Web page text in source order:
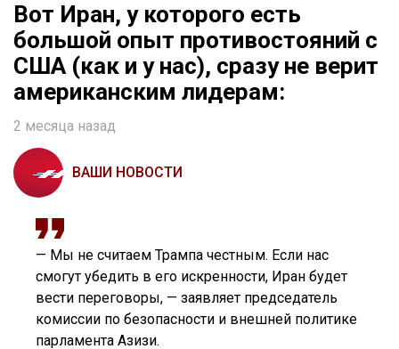
Вот Иран, у которого есть
большой опыт противостояний с
США (как и у нас), сразу не верит
американским лидерам:
2 месяца назад
ВАШИ НОВОСТИ
— Мы не считаем Трампа честным. Если нас
смогут убедить в его искренности, Иран будет
вести переговоры, — заявляет председатель
комиссии по безопасности и внешней политике
парламента Азизи.